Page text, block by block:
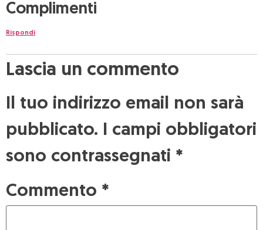
Complimenti
Rispondi
Lascia un commento
Il tuo indirizzo email non sarà
pubblicato. I campi obbligatori
sono contrassegnati *
Commento *